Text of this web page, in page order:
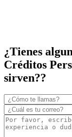
¿Tienes
Créditos
sirven??